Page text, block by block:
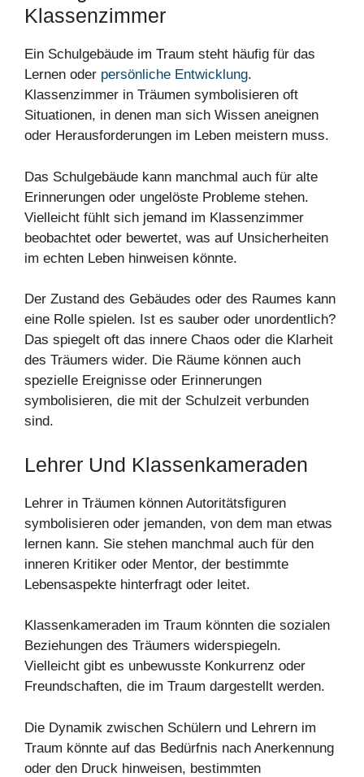
Klassenzimmer
Ein Schulgebäude im Traum steht häufig für das
Lernen oder persönliche Entwicklung.
Klassenzimmer in Träumen symbolisieren oft
Situationen, in denen man sich Wissen aneignen
oder Herausforderungen im Leben meistern muss.
Das Schulgebäude kann manchmal auch für alte
Erinnerungen oder ungelöste Probleme stehen.
Vielleicht fühlt sich jemand im Klassenzimmer
beobachtet oder bewertet, was auf Unsicherheiten
im echten Leben hinweisen könnte.
Der Zustand des Gebäudes oder des Raumes kann
eine Rolle spielen. Ist es sauber oder unordentlich?
Das spiegelt oft das innere Chaos oder die Klarheit
des Träumers wider. Die Räume können auch
spezielle Ereignisse oder Erinnerungen
symbolisieren, die mit der Schulzeit verbunden
sind.
Lehrer Und Klassenkameraden
Lehrer in Träumen können Autoritätsfiguren
symbolisieren oder jemanden, von dem man etwas
lernen kann. Sie stehen manchmal auch für den
inneren Kritiker oder Mentor, der bestimmte
Lebensaspekte hinterfragt oder leitet.
Klassenkameraden im Traum könnten die sozialen
Beziehungen des Träumers widerspiegeln.
Vielleicht gibt es unbewusste Konkurrenz oder
Freundschaften, die im Traum dargestellt werden.
Die Dynamik zwischen Schülern und Lehrern im
Traum könnte auf das Bedürfnis nach Anerkennung
oder den Druck hinweisen, bestimmten